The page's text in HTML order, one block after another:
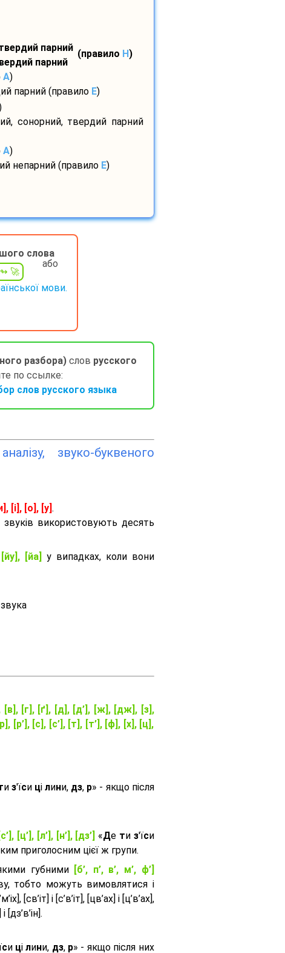
парний
парний
(правило H)
A)
парний (правило E)
сонорний, твердий парний
A)
непарний (правило E)
слова
або
мови.
разбора)слов русского
по ссылке:
слов русского языка
звуко-буквеного
[і], [о], [у] .
використовують десять
[йа]
у випадках, коли вони
[в], [г], [ґ], [д], [д’], [ж], [дж], [з],
[р’], [с], [с’], [т], [т’], [ф], [х], [ц],
из'їси цілини, дз, р» - якщо після
[ц’], [л’], [н’], [дз’] «Де ти з'їси
приголосним цієї ж групи.
губними
[б’, п’, в’, м’, ф’]
тобто можуть вимовлятися і
[св’іт] і [с’в’іт], [цв’ах] і [ц’в’ах],
[дз’в’iн].
си цілини, дз, р» - якщо після них